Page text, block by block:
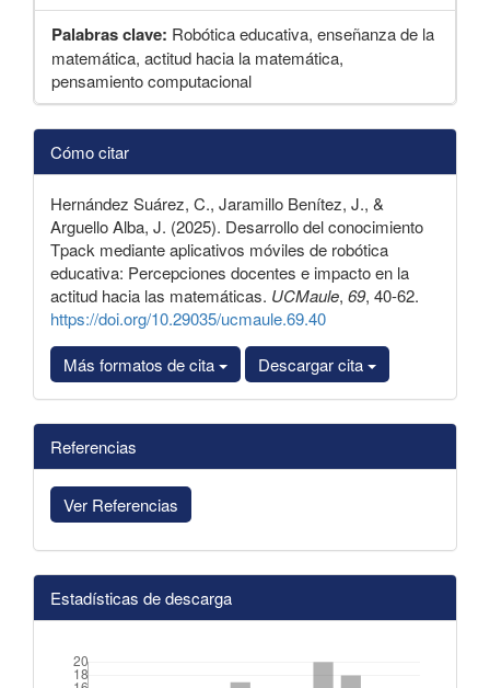
Palabras clave: Robótica educativa, enseñanza de la
matemática, actitud hacia la matemática,
pensamiento computacional
Detalles
del
artículo
Cómo citar
Hernández Suárez, C., Jaramillo Benítez, J., &
Arguello Alba, J. (2025). Desarrollo del conocimiento
Tpack mediante aplicativos móviles de robótica
educativa: Percepciones docentes e impacto en la
actitud hacia las matemáticas. UCMaule, 69, 40-62.
https://doi.org/10.29035/ucmaule.69.40
Más formatos de cita
Descargar cita
Referencias
Ver Referencias
Estadísticas de descarga